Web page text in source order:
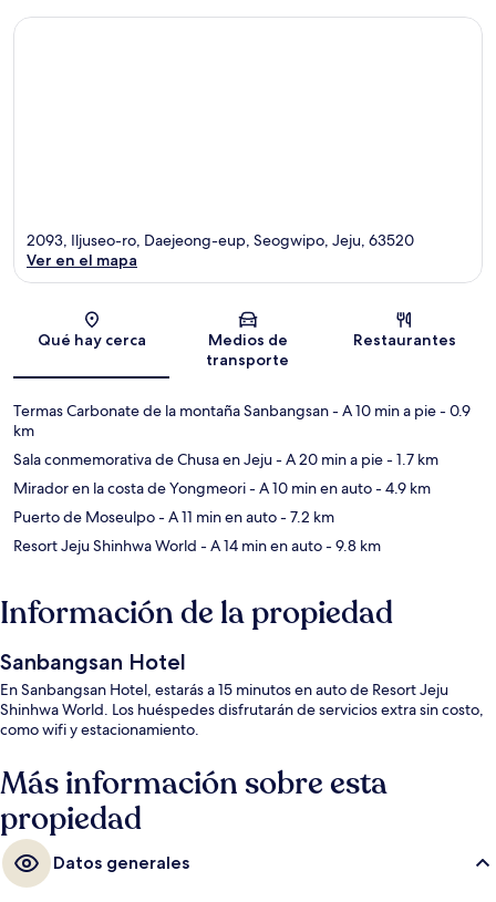
Sección del mapa
2093, Iljuseo-ro, Daejeong-eup, Seogwipo, Jeju, 63520
Ver en el mapa
Qué hay cerca
Medios de
transporte
Restaurantes
Termas Carbonate de la montaña Sanbangsan- A 10 min a pie- 0.9
km
Sala conmemorativa de Chusa en Jeju- A 20 min a pie- 1.7 km
Mirador en la costa de Yongmeori- A 10 min en auto- 4.9 km
Puerto de Moseulpo- A 11 min en auto- 7.2 km
Resort Jeju Shinhwa World - A 14 min en auto- 9.8 km
Información de la propiedad
Sanbangsan Hotel
En Sanbangsan Hotel, estarás a 15 minutos en auto de Resort Jeju
Shinhwa World. Los huéspedes disfrutarán de servicios extra sin costo,
como wifi y estacionamiento.
Más información sobre esta
propiedad
Datos generales